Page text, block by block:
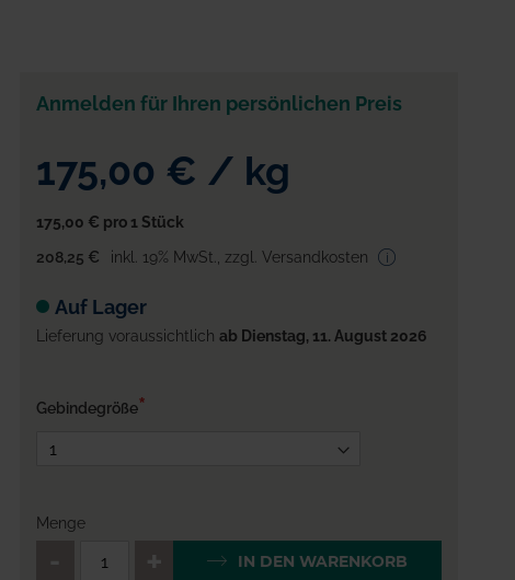
Anmelden für Ihren persönlichen Preis
175,00 € / kg
175,00 € pro 1 Stück
208,25 €
inkl. 19% MwSt. zzgl. Versandkosten
Auf Lager
Lieferung voraussichtlich ab Dienstag, 11. August 2026
Gebindegröße
Menge
QTY_CONTROL_DECREASE
IN DEN WARENKORB